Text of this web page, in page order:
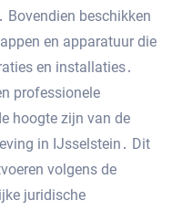
Bovendien beschikken
en apparatuur die
en installaties․
​​professionele
hoogte zijn van de
in IJsselstein․ Dit
volgens de
juridische